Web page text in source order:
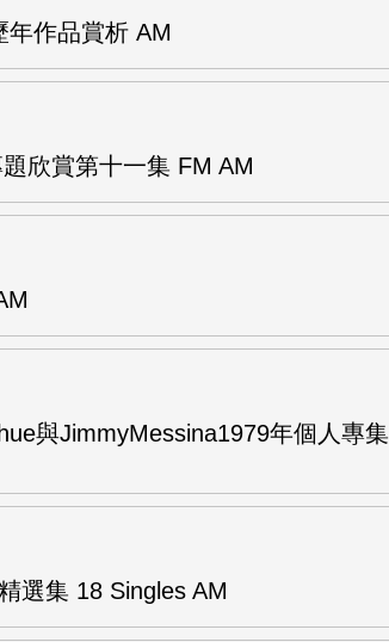
年作品賞析 AM
欣賞第十一集 FM AM
與JimmyMessina1979年個人專集
選集 18 Singles AM